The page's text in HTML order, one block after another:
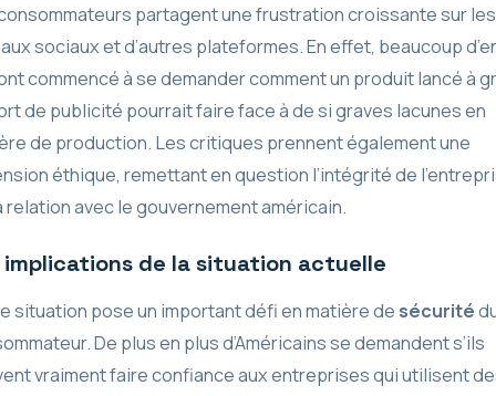
partagent une frustration croissante sur les
sociaux et d’autres plateformes. En effet, beaucoup
commencé à se demander comment un produit lancé à
de publicité pourrait faire face à de si graves lacunes en
de production. Les critiques prennent également une
éthique, remettant en question l’intégrité de
relation avec le gouvernement américain.
implications de la situation actuelle
situation pose un important défi en matière de sécurité
De plus en plus d’Américains se demandent s’ils
vraiment faire confiance aux entreprises qui utilisent